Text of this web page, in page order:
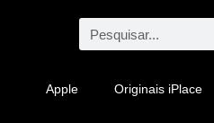
Apple Originais iPlace